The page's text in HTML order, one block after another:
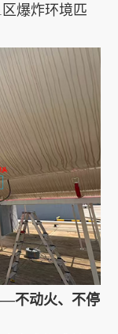
爆炸环境匹
不动火、不停